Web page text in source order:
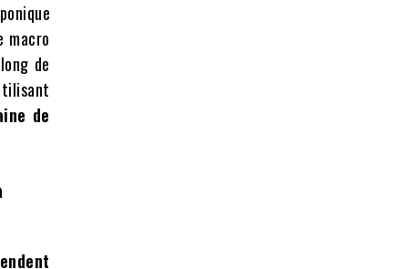
macro
de
de